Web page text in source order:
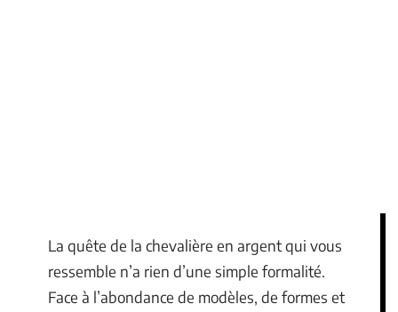
La quête de la chevalière en argent qui vous
ressemble n’a rien d’une simple formalité.
Face à l’abondance de modèles, de formes et